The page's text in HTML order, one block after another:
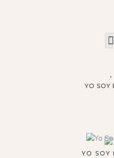
YO SOY
YO SOY